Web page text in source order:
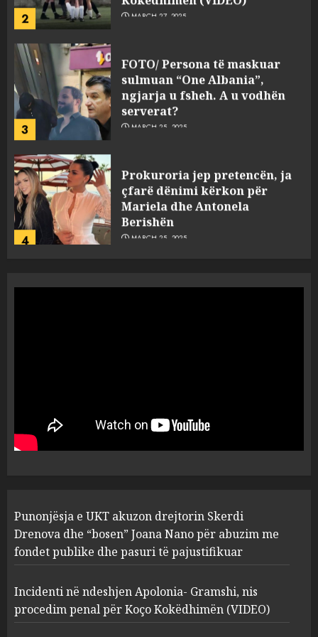
2
3
FOTO/ Persona të maskuar
sulmuan “One Albania”,
ngjarja u fsheh. A u vodhën
serverat?
4
Prokuroria jep pretencën, ja
çfarë dënimi kërkon për
Mariela dhe Antonela
Berishën
1
“bosen” Joana Nano për
abuzim me fondet publike dhe
pasuri të pajustifikuar
2
Apolonia- Gramshi, nis
procedim penal për Koço
Kokëdhimën (VIDEO)
MARCH 27, 2025
FOTO/ Persona të maskuar
sulmuan “One Albania”,
Punonjësja e UKT akuzon drejtorin Skerdi
Drenova dhe “bosen” Joana Nano për abuzim me
fondet publike dhe pasuri të pajustifikuar
Incidenti në ndeshjen Apolonia- Gramshi, nis
procedim penal për Koço Kokëdhimën (VIDEO)